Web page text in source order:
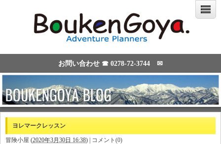
お問い合わせ ☎ 0278-72-3744 ✉
ヨレマークレッスン
冒険小屋 (2020年3月30日 16:38) | コメント(0)